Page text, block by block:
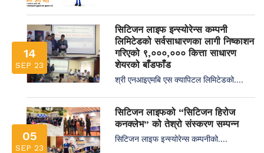
14
SEP 23
सिटिजन लाइफ इन्स्योरेन्स कम्पनी
लिमिटेडको सर्वसाधारणका लागी निष्काशन
गरिएको ९,०००,००० कित्ता साधारण
शेयरको बाँडफाँड
श्री एनआइएमबि एस क्यापिटल लिमिटेडको....
05
SEP 23
सिटिजन लाइफको “सिटिजन हिरोज
कनक्लेभ” को तेश्रो संस्करण सम्पन्न
सिटिजन लाइफ इन्स्योरेन्स कम्पनीको....